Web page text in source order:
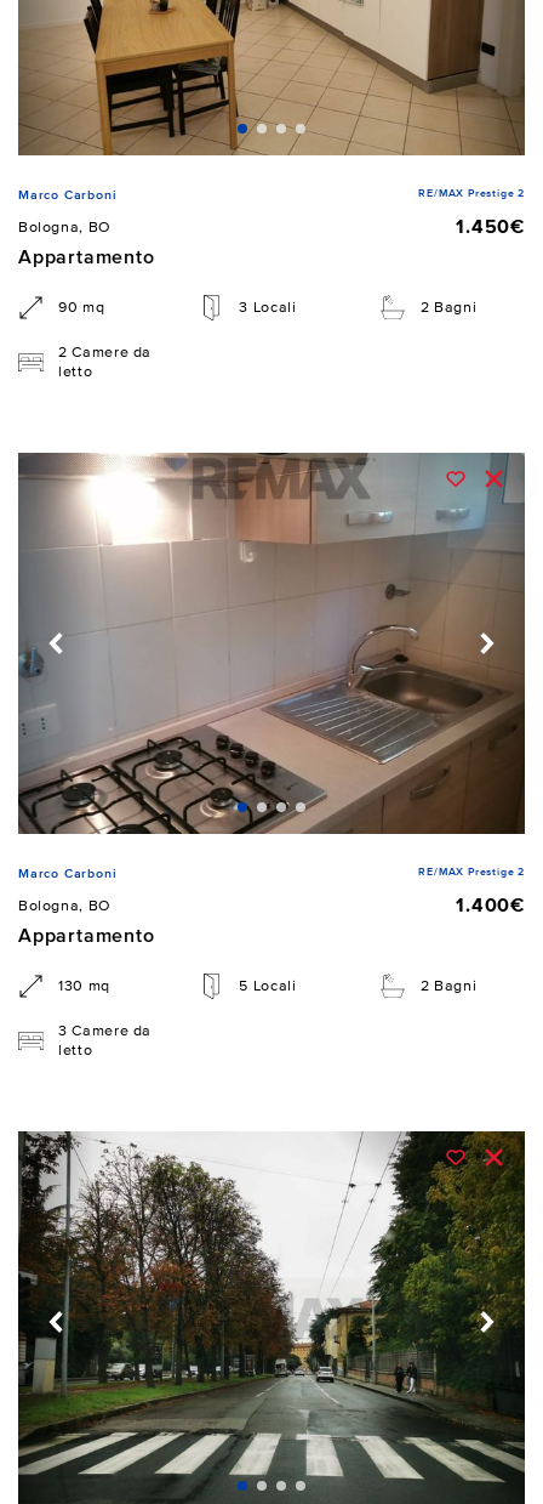
Marco Carboni RE/MAX Prestige 2
Bologna, BO
1.450€
Appartamento
90 mq 3 Locali 2 Bagni
2 Camere da
letto
Marco Carboni RE/MAX Prestige 2
Bologna, BO
1.400€
Appartamento
130 mq 5 Locali 2 Bagni
3 Camere da
letto